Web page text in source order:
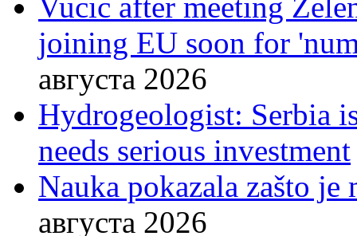
joining EU soon for
августа 2026
Hydrogeologist: Serbia
needs serious investment
Nauka pokazala zašto
августа 2026